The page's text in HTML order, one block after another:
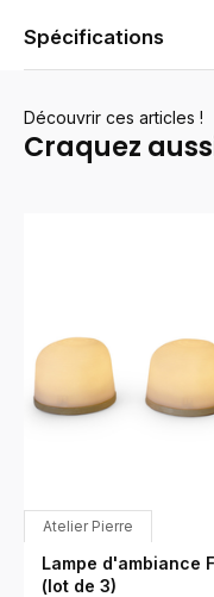
Spécifications
Découvrir ces articles !
Craquez
Atelier Pierre
Lampe d'ambiance
(lot de 3)